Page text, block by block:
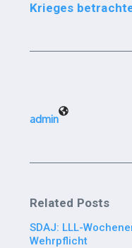
Krieges
admin
Related Posts
SDAJ: LLL-
Wehrpflicht